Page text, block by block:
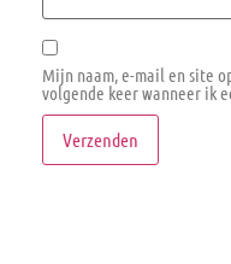
Mijn naam, e-mail en site
volgende keer wanneer ik